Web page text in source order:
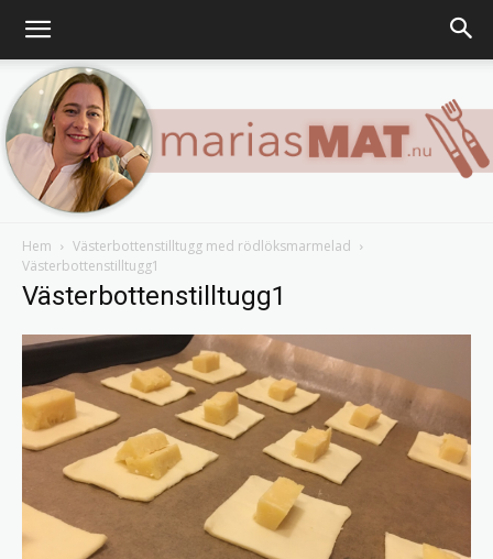
matblogg
Hem
Västerbottenstilltugg med rödlöksmarmelad
Västerbottenstilltugg1
Västerbottenstilltugg1